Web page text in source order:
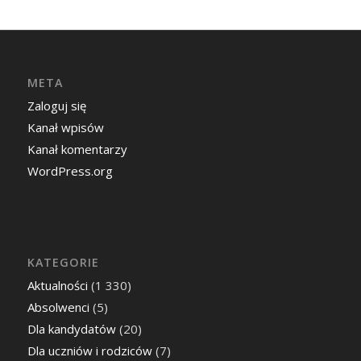
META
Zaloguj się
Kanał wpisów
Kanał komentarzy
WordPress.org
KATEGORIE
Aktualności (1 330)
Absolwenci (5)
Dla kandydatów(20)
Dla uczniów i rodziców(7)